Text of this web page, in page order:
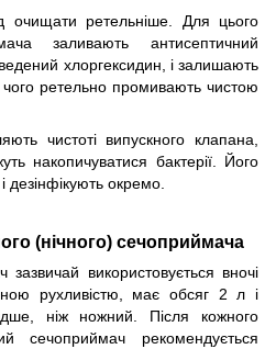
очищати ретельніше. Для цього
заливають антисептичний
хлоргексидин, і залишають
чого ретельно промивають чистою
чистоті випускного клапана,
накопичуватися бактерії. Його
дезінфікують окремо.
(нічного) сечоприймача
використовується вночі
рухливістю, має обсяг 2 л і
ніж ножний. Після кожного
сечоприймач рекомендується